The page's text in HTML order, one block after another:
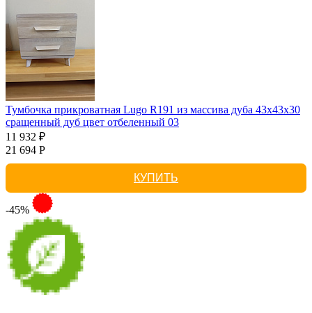
Тумбочка прикроватная Lugo R191 из массива дуба 43х43х30
сращенный дуб цвет отбеленный 03
11 932 ₽
21 694 Р
КУПИТЬ
-45%